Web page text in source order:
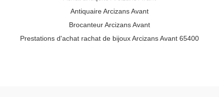
Antiquaire Arcizans Avant
Brocanteur Arcizans Avant
Prestations d'achat rachat de bijoux Arcizans Avant 65400